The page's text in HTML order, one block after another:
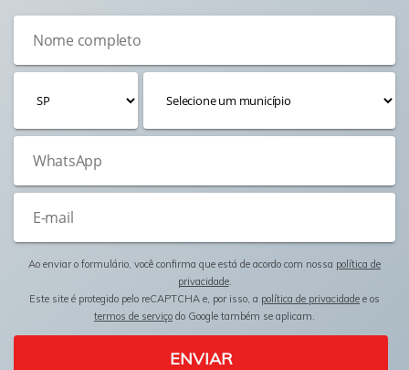
Ao enviar o formulário, você confirma que está de acordo com nossa política de
privacidade.
Este site é protegido pelo reCAPTCHA e, por isso, a política de privacidade e os
termos de serviço do Google também se aplicam.
ENVIAR